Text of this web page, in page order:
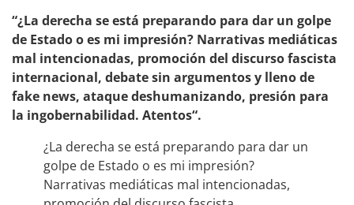
“¿La derecha se está preparando para dar un golpe
de Estado o es mi impresión? Narrativas mediáticas
mal intencionadas, promoción del discurso fascista
internacional, debate sin argumentos y lleno de
fake news, ataque deshumanizando, presión para
la ingobernabilidad. Atentos“.
¿La derecha se está preparando para dar un
golpe de Estado o es mi impresión?
Narrativas mediáticas mal intencionadas,